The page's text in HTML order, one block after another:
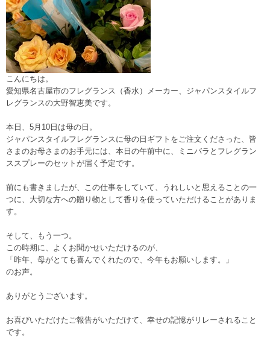
こんにちは。
愛知県名古屋市のフレグランス（香水）メーカー、ジャパンスタイルフ
レグランスの大野智恵美です。
本日、5月10日は母の日。
ジャパンスタイルフレグランスに母の日ギフトをご注文くださった、皆
さまのお母さまのお手元には、本日の午前中に、ミニバラとフレグラン
ススプレーのセットが届く予定です。
前にも書きましたが、この仕事をしていて、うれしいと思えることの一
つに、大切な方への贈り物として香りを使っていただけることがありま
す。
そして、もう一つ。
この時期に、よくお聞かせいただけるのが、
「昨年、母がとても喜んでくれたので、今年もお願いします。」
のお声。
ありがとうございます。
お喜びいただけたご報告がいただけて、幸せの記憶がリレーされること
です。